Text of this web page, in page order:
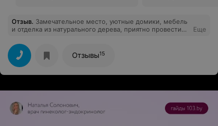
Отзыв. Замечательное место, уютные домики, мебель
и отделка из натурального дерева, приятно провести
душой и телом, хозяева постарались
Еще
Отзывы15